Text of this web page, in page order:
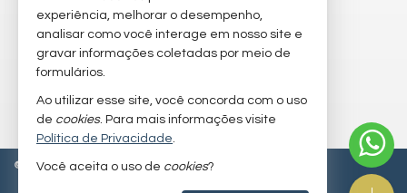
indicadores financeiros
cadastre seu imóvel
imóveis favoritos
mapa de imóveis
© 2026 CRECI/SC 7179-J Política de Privacidade
experiência, melhorar o desempenho,
analisar como você interage em nosso site e
gravar informações coletadas por meio de
formulários.
Ao utilizar esse site, você concorda com o uso
de cookies. Para mais informações visite
Política de Privacidade.
Você aceita o uso de cookies?